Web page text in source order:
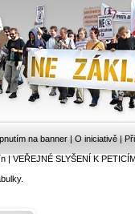
na banner | O iniciativě |
|VEŘEJNÉ SLYŠENÍ K